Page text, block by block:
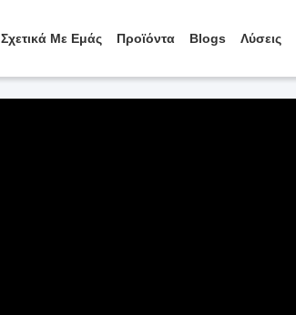
Σχετικά Με Εμάς Προϊόντα Blogs Λύσεις